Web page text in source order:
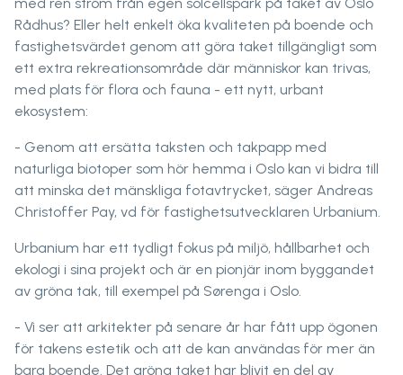
med ren ström från egen solcellspark på taket av Oslo
Rådhus? Eller helt enkelt öka kvaliteten på boende och
fastighetsvärdet genom att göra taket tillgängligt som
ett extra rekreationsområde där människor kan trivas,
med plats för flora och fauna - ett nytt, urbant
ekosystem:
- Genom att ersätta taksten och takpapp med
naturliga biotoper som hör hemma i Oslo kan vi bidra till
att minska det mänskliga fotavtrycket, säger Andreas
Christoffer Pay, vd för fastighetsutvecklaren Urbanium.
Urbanium har ett tydligt fokus på miljö, hållbarhet och
ekologi i sina projekt och är en pionjär inom byggandet
av gröna tak, till exempel på Sørenga i Oslo.
- Vi ser att arkitekter på senare år har fått upp ögonen
för takens estetik och att de kan användas för mer än
bara boende. Det gröna taket har blivit en del av